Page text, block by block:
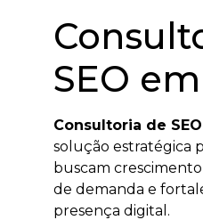
SEO
Consultoria de
solução estratégica
buscam
de demanda e
presença digital.